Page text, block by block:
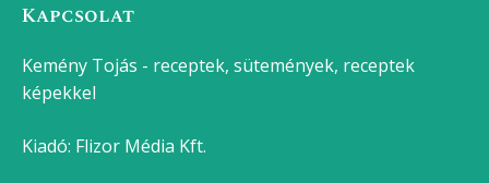
Kapcsolat
Kemény Tojás - receptek, sütemények, receptek
képekkel
Kiadó: Flizor Média Kft.